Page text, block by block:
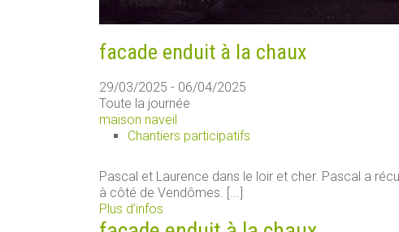
facade enduit à la chaux
29/03/2025 - 06/04/2025
Toute la journée
maison naveil
Chantiers participatifs
Pascal et Laurence dans le loir et cher. Pascal a
à côté de Vendômes. [...]
Plus d’infos